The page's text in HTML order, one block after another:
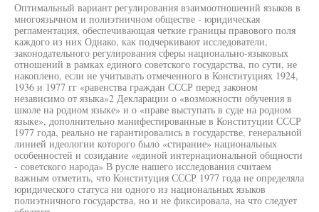
Оптимальный вариант регулирования взаимоотношений языков в
многоязычном и полиэтничном обществе - юридическая
регламентация, обеспечивающая четкие границы правового поля
каждого из них Однако, как подчеркивают исследователи,
законодательного регулирования сферы национально-языковых
отношений в рамках единого советского государства, по сути, не
накоплено, если не учитывать отмеченного в Конституциях 1924,
1936 и 1977 гг «равенства граждан СССР перед законом
независимо от языка»2 Декларации о «возможности обучения в
школе на родном языке» и о «праве выступать в суде на родном
языке», дополнительно манифестированные в Конституции СССР
1977 года, реально не гарантировались в государстве, генеральной
линией идеологии которого было «стирание» национальных
особенностей и созидание «единой интернациональной общности
- советского народа» В русле нашего исследования считаем
важным отметить, что Конституция СССР 1977 года не определяла
юридического статуса ни одного из национальных языков
полиэтничного государства, но и не фиксировала, на что следует